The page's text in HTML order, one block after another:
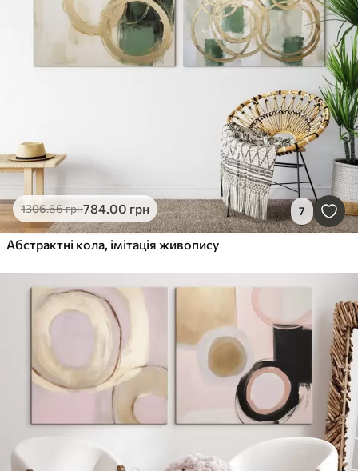
1306.66грн784.00 грн 7
Абстрактні кола, імітація живопису